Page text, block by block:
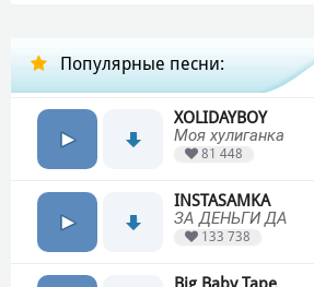
Популярные песни:
XOLIDAYBOY
Моя хулиганка
81 448
INSTASAMKA
ЗА ДЕНЬГИ ДА
133 738